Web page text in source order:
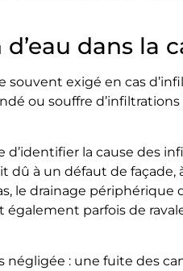
dans la
souvent exigé en cas
ou souffre
d’identifier la cause des
dû à un défaut de façade,
le drainage
également parfois de
négligée : une fuite des